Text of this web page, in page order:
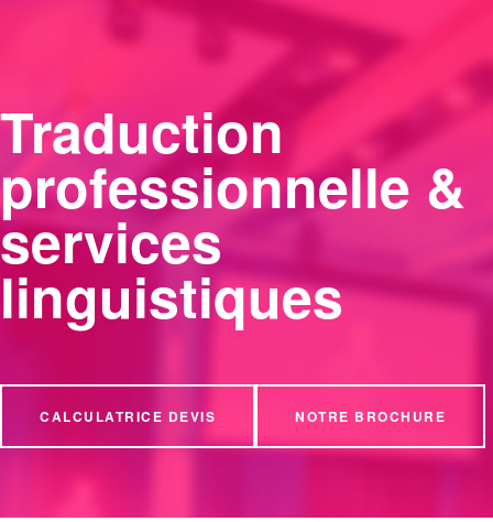
Traduction
professionnelle &
services
linguistiques
CALCULATRICE DEVIS NOTRE BROCHURE